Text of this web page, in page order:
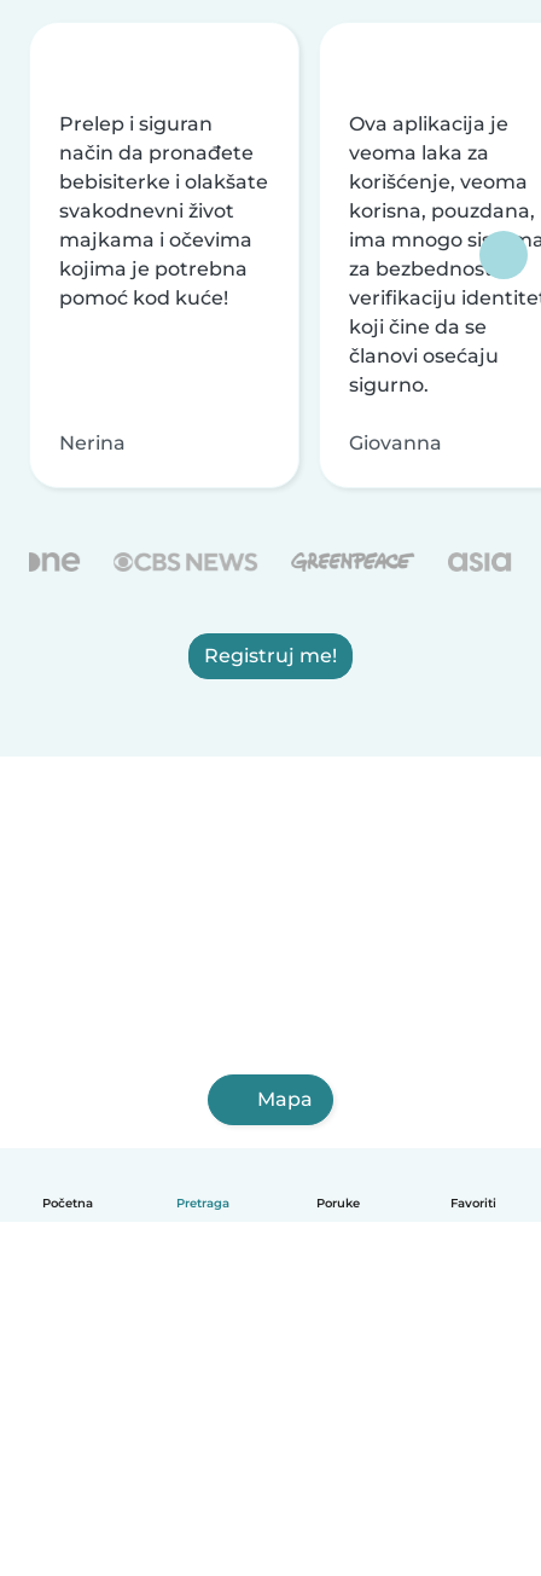
Početna Pretraga Poruke Favoriti
Prelep i siguran
način da pronađete
bebisiterke i olakšate
svakodnevni život
majkama i očevima
kojima je potrebna
pomoć kod kuće!
Nerina
Ova aplikacija je
veoma laka za
korišćenje, veoma
korisna, pouzdana,
ima mnogo
za bezbednost i
verifikaciju
koji čine da se
članovi osećaju
sigurno.
Giovanna
Registruj me!
Mapa